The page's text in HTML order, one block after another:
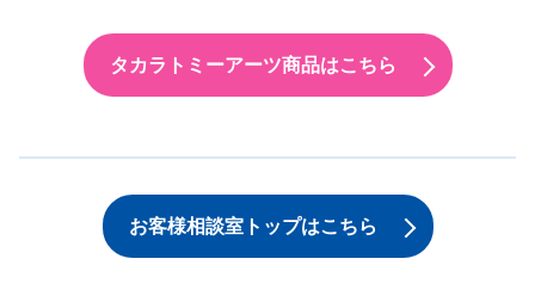
タカラトミーアーツ商品はこちら
お客様相談室トップはこちら